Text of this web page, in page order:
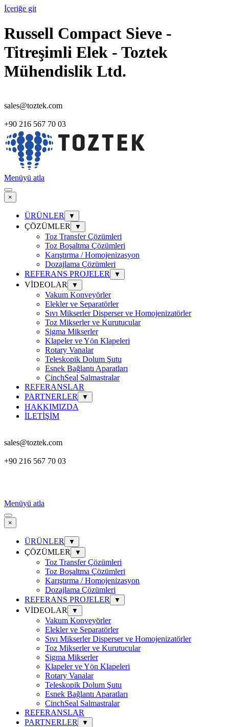
İçeriğe git
Russell Compact Sieve -
Titreşimli Elek - Toztek
Mühendislik Ltd.
sales@toztek.com
+90 216 567 70 03
Menüyü atla
×
ÜRÜNLER ▼
ÇÖZÜMLER ▼
Toz Transfer Çözümleri
Toz Boşaltma Çözümleri
Karıştırma / Homojenizasyon
Dozajlama Çözümleri
REFERANS PROJELER
▼
VİDEOLAR ▼
Vakum Konveyörler
Elekler ve Separatörler
Sıvı Mikserler Disperser ve Homojenizatörler
Toz Mikserler ve Kurutucular
Sigma Mikserler
Klapeler ve Yön Klapeleri
Rotary Vanalar
Teleskopik Dolum Şutu
Esnek Bağlantı Aparatları
CinchSeal Salmastralar
REFERANSLAR
PARTNERLER
▼
HAKKIMIZDA
İLETİŞİM
sales@toztek.com
+90 216 567 70 03
Menüyü atla
×
ÜRÜNLER ▼
ÇÖZÜMLER ▼
Toz Transfer Çözümleri
Toz Boşaltma Çözümleri
Karıştırma / Homojenizasyon
Dozajlama Çözümleri
REFERANS PROJELER
▼
VİDEOLAR ▼
Vakum Konveyörler
Elekler ve Separatörler
Sıvı Mikserler Disperser ve Homojenizatörler
Toz Mikserler ve Kurutucular
Sigma Mikserler
Klapeler ve Yön Klapeleri
Rotary Vanalar
Teleskopik Dolum Şutu
Esnek Bağlantı Aparatları
CinchSeal Salmastralar
REFERANSLAR
PARTNERLER
▼